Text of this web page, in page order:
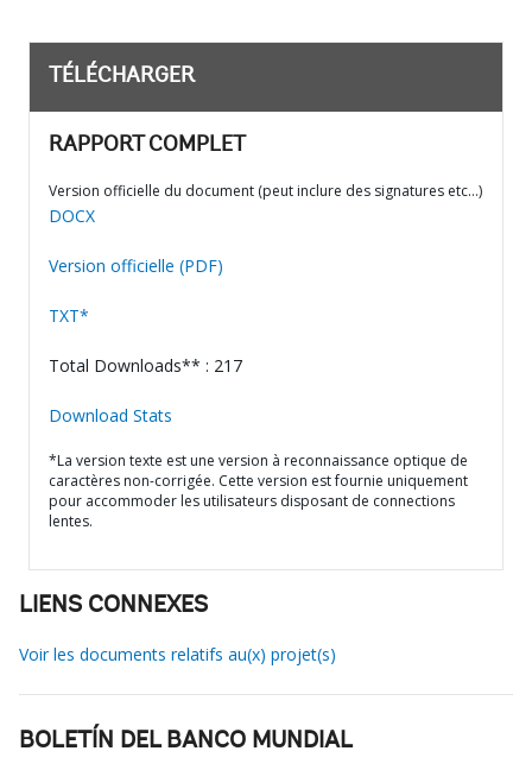
TÉLÉCHARGER
RAPPORT COMPLET
Version officielle du document (peut inclure des signatures etc…)
DOCX
Version officielle (PDF)
TXT*
Total Downloads** : 217
Download Stats
*La version texte est une version à reconnaissance optique de
caractères non-corrigée. Cette version est fournie uniquement
pour accommoder les utilisateurs disposant de connections
lentes.
LIENS CONNEXES
Voir les documents relatifs au(x) projet(s)
BOLETÍN DEL BANCO MUNDIAL